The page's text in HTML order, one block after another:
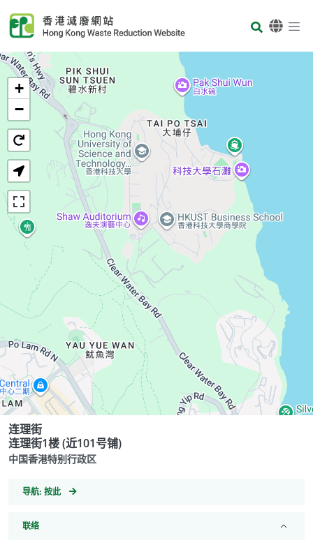
Body
首页
+
−
连理街
连理街1楼 (近101号铺)
中国香港特别行政区
导航: GeoCoordinates
按此
联络